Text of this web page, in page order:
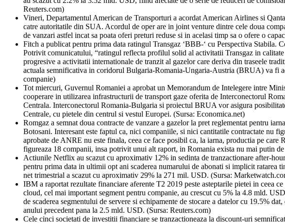
Reuters.com)
Vineri, Departamentul American de Transporturi a acordat American Airlines si
catre autoritatile din SUA. Acordul de oper are in joint venture dintre cele doua
de vanzari astfel incat sa poata oferi preturi reduse si in acelasi timp sa o ofere o
Fitch a publicat pentru prima data ratingul Transgaz ‘BBB-‘ cu Perspectiva Stabila.
Potrivit comunicatului, “ratingul reflecta profilul solid al activitatii Transgaz in
progresive a activitatii internationale de tranzit al gazelor care deriva din traseele
actuala semnificativa in coridorul Bulgaria-Romania-Ungaria-Austria (BRUA) va fi
companie)
Tot miercuri, Guvernul Romaniei a aprobat un Memorandum de Intelegere intre
cooperare in utilizarea infrastructurii de transport gaze oferita de Interconectorul
Centrala. Interconectorul Romania-Bulgaria si proiectul BRUA vor asigura
Centrale, cu pietele din centrul si vestul Europei. (Sursa: Economica.net)
Romgaz a semnat doua contracte de vanzare a gazelor la pret reglementat pentru
Botosani. Interesant este faptul ca, nici companiile, si nici cantitatile contractate nu
aprobate de ANRE nu este finala, ceea ce face posibil ca, la iarna, productia pe
figureaza 18 companii, insa potrivit unui alt raport, in Romania exista nu mai putin
Actiunile Netflix au scazut cu aproximativ 12% in sedinta de tranzactionare after-
pentru prima data in ultimii opt ani scaderea numarului de abonati si implicit ratarea
net trimestrial a scazut cu aproximativ 29% la 271 mil. USD. (Sursa:
IBM a raportat rezultate financiare aferente T2 2019 peste asteptarile pietei in ceea
cloud, cel mai important segment pentru companie, au crescut cu 5% la 4.8 mld.
de scaderea segmentului de servere si echipamente de stocare a datelor cu 19.5%
anului precedent pana la 2.5 mld. USD. (Sursa: Reuters.com)
Cele cinci societati de investitii financiare se tranzactioneaza la discount-uri